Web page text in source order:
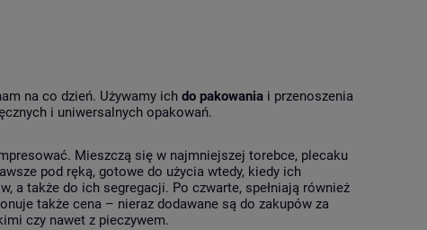
na co dzień. Używamy ich do pakowaniai przenoszenia
i uniwersalnych opakowań.
Mieszczą się w najmniejszej torebce, plecaku
pod ręką, gotowe do użycia wtedy, kiedy ich
a także do ich segregacji. Po czwarte, spełniają również
także cena – nieraz dodawane są do zakupów za
czy nawet z pieczywem.